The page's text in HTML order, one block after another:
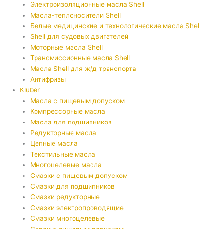
Электроизоляционные масла Shell
Масла-теплоносители Shell
Белые медицинские и технологические масла Shell
Shell для судовых двигателей
Моторные масла Shell
Трансмиссионные масла Shell
Масла Shell для ж/д транспорта
Антифризы
Kluber
Масла с пищевым допуском
Компрессорные масла
Масла для подшипников
Редукторные масла
Цепные масла
Текстильные масла
Многоцелевые масла
Смазки с пищевым допуском
Смазки для подшипников
Смазки редукторные
Смазки электропроводящие
Смазки многоцелевые